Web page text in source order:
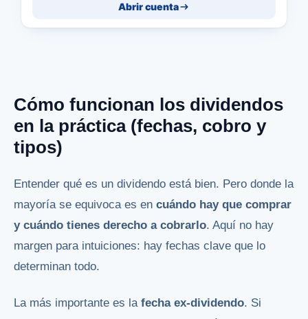
Abrir cuenta
Cómo funcionan los dividendos
en la práctica (fechas, cobro y
tipos)
Entender qué es un dividendo está bien. Pero donde la
mayoría se equivoca es en cuándo hay que comprar
y cuándo tienes derecho a cobrarlo. Aquí no hay
margen para intuiciones: hay fechas clave que lo
determinan todo.
La más importante es la fecha ex-dividendo. Si